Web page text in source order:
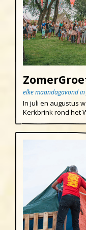
elke maandagavond
In juli en augustus
Kerkbrink rond het